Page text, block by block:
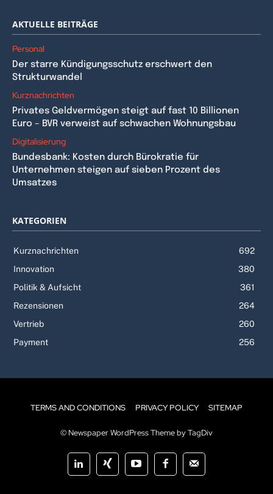
AKTUELLE BEITRÄGE
Personal
Der starre Kündigungsschutz erschwert den
Strukturwandel
Kurznachrichten
Privates Geldvermögen steigt auf fast 10 Billionen
Euro – BVR verweist auf schwachen Wohnungsbau
Digitalisierung
Bundesbank: Kosten durch Bürokratie für
Unternehmen steigen auf sieben Prozent des
Umsatzes
KATEGORIEN
Kurznachrichten
692
Innovation
380
Politik & Aufsicht
361
Rezensionen
264
Vertrieb
260
Payment
256
TERMS AND CONDITIONS PRIVACY POLICY SITEMAP
© Newspaper WordPress Theme by TagDiv